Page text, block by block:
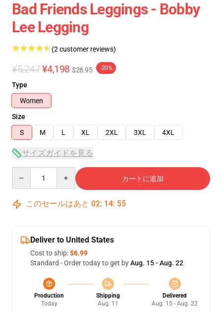
Bad Friends Leggings - Bobby
Lee Legging
(2 customer reviews)
¥5,247 ¥4,198 $28.95 -20%
Type
Women
Size
S
M L XL 2XL 3XL 4XL
サイズガイドを見る
カートに追加
このセールはあと 02: 14: 54
Deliver to United States
Cost to ship:$6.99
Standard - Order today to get byAug. 15 - Aug. 22
Production
Today
Shipping
Aug. 11
Delivered
Aug. 15 - Aug. 22